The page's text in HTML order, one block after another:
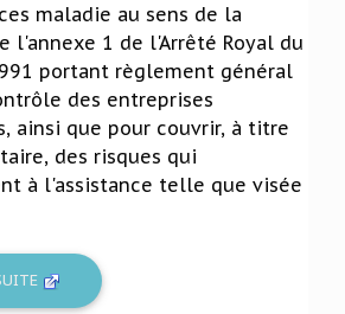
maladie au sens de la
l'annexe 1 de l'Arrêté Royal du
portant règlement général
des entreprises
ainsi que pour couvrir, à titre
des risques qui
à l'assistance telle que visée